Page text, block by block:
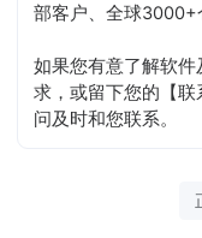
部客户、全球3000+
如果您有意了解软
求，或留下您的【
问及时和您联系。